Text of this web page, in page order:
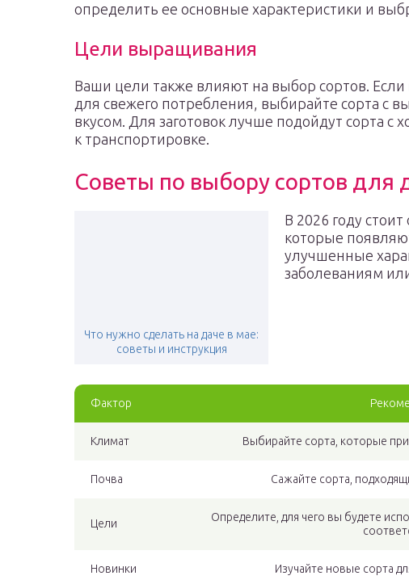
определить ее основные характеристики и
Цели выращивания
Ваши цели также влияют на выбор сортов.
для свежего потребления, выбирайте сорта с
вкусом. Для заготовок лучше подойдут сорта с
к транспортировке.
Советы по выбору сортов для
Что нужно сделать на даче в мае:
советы и инструкция
В 2026 году
которые
улучшенные
заболеваниям
Фактор
Климат Выбирайте сорта, которые
Почва Сажайте сорта,
Цели
Определите, для чего вы будете
Новинки Изучайте новые сорта